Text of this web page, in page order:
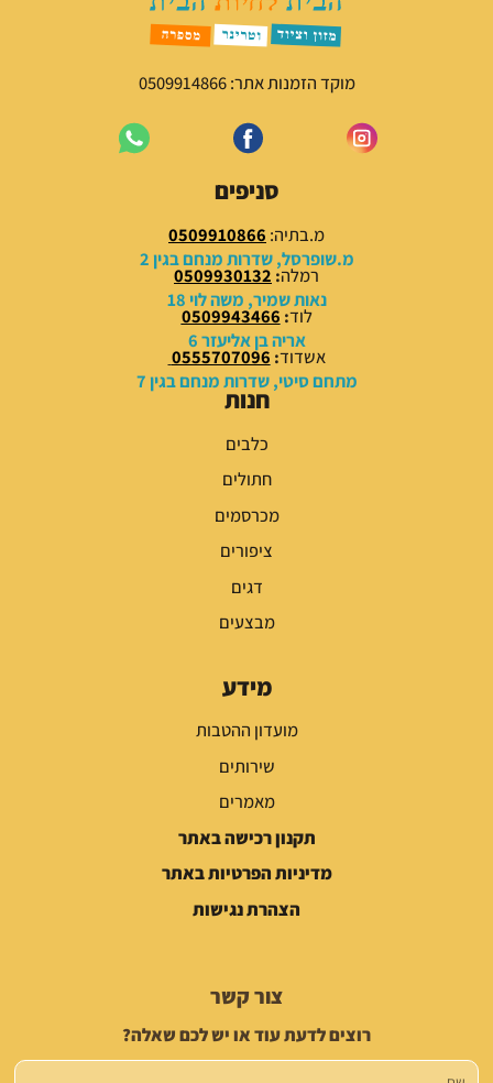
מוקד הזמנות אתר: 0509914866
סניפים
מ.בתיה: 0509910866
מ.שופרסל, שדרות מנחם בגין 2
רמלה:
0509930132
נאות שמיר, משה לוי 18
לוד:
0509943466
אריה בן אליעזר 6
אשדוד:
0555707096
מתחם סיטי, שדרות מנחם בגין 7
חנות
כלבים
חתולים
מכרסמים
ציפורים
דגים
מבצעים
מידע
מועדון ההטבות
שירותים
מאמרים
תקנון רכישה באתר
מדיניות הפרטיות באתר
הצהרת נגישות
צור קשר
רוצים לדעת עוד או יש לכם שאלה?
שם